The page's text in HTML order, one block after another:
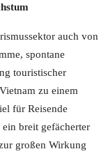
auch von
spontane
touristischer
zu einem
für Reisende
breit gefächerter
großen Wirkung